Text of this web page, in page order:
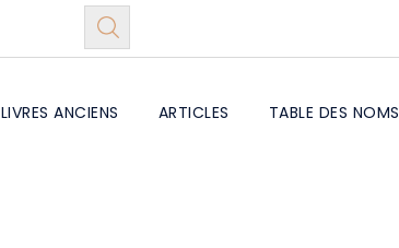
LIVRES ANCIENS ARTICLES TABLE DES NOMS